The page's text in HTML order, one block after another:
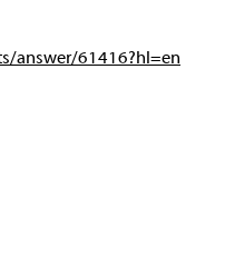
answer/61416?hl=en